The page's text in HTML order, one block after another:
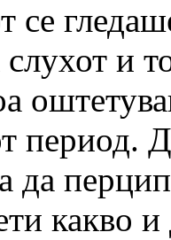
се
и
период.
да
какво